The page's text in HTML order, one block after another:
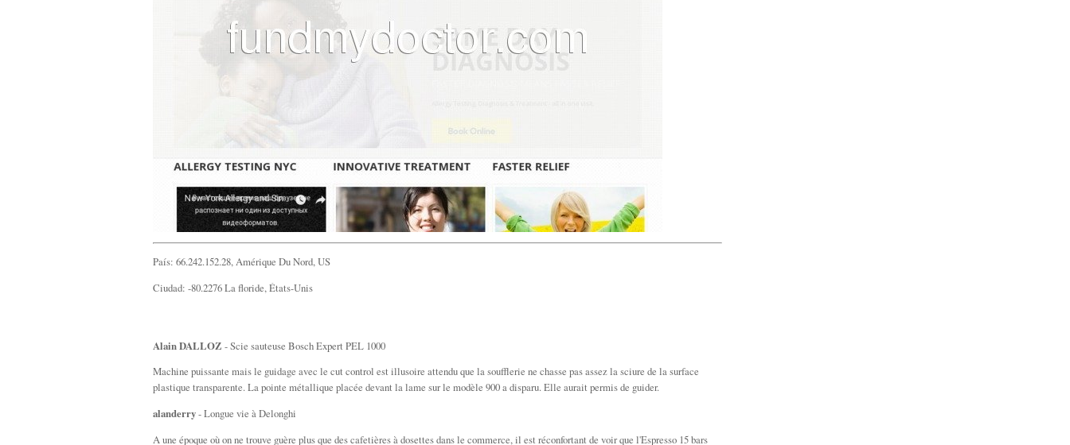
País: 66.242.152.28, Amérique Du Nord, US
Ciudad: -80.2276 La floride, États-Unis
Alain DALLOZ - Scie sauteuse Bosch Expert PEL 1000
Machine puissante mais le guidage avec le cut control est illusoire attendu que la soufflerie ne chasse pas assez la sciure de la surface
plastique transparente. La pointe métallique placée devant la lame sur le modèle 900 a disparu. Elle aurait permis de guider.
alanderry- Longue vie à Delonghi
A une époque où on ne trouve guère plus que des cafetières à dosettes dans le commerce, il est réconfortant de voir que l'Espresso 15 bars